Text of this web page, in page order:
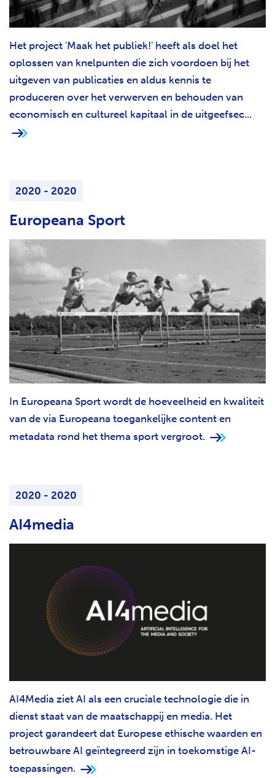
Het project 'Maak het publiek!' heeft als doel het
oplossen van knelpunten die zich voordoen bij het
uitgeven van publicaties en aldus kennis te
produceren over het verwerven en behouden van
economisch en cultureel kapitaal in de uitgeefsec...
2020 - 2020
Europeana Sport
In Europeana Sport wordt de hoeveelheid en kwaliteit
van de via Europeana toegankelijke content en
metadata rond het thema sport vergroot.
2020 - 2020
AI4media
AI4Media ziet AI als een cruciale technologie die in
dienst staat van de maatschappij en media. Het
project garandeert dat Europese ethische waarden en
betrouwbare AI geïntegreerd zijn in toekomstige AI-
toepassingen.